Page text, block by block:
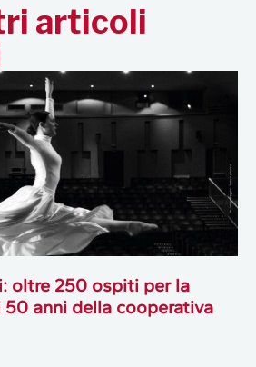
articoli
oltre 250 ospiti per la
50 anni della cooperativa